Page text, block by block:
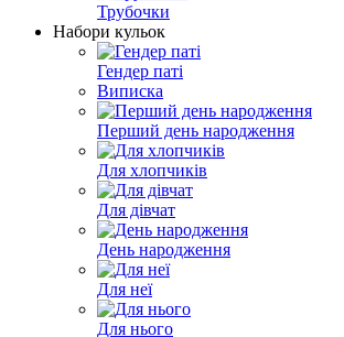
Трубочки
Набори кульок
Гендер паті
Виписка
Перший день народження
Для хлопчиків
Для дівчат
День народження
Для неї
Для нього